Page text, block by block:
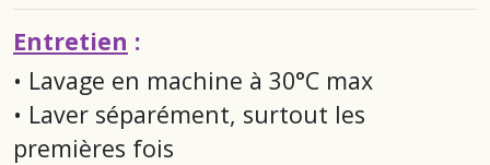
Entretien :
• Lavage en machine à 30°C max
• Laver séparément, surtout les
premières fois